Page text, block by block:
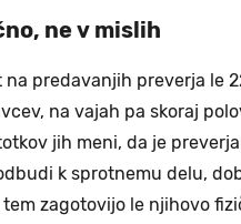
ne v mislih
na predavanjih preverja le
na vajah pa skoraj
jih meni, da je
k sprotnemu delu,
zagotovijo le njihovo